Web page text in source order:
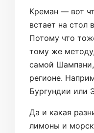
Креман — вот
встает на стол
Потому что
тому же
самой
регионе.
Бургундии или
Да и какая
лимоны и